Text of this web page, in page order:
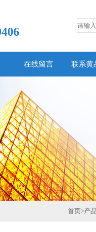
在线留言 联系黄
首页>产